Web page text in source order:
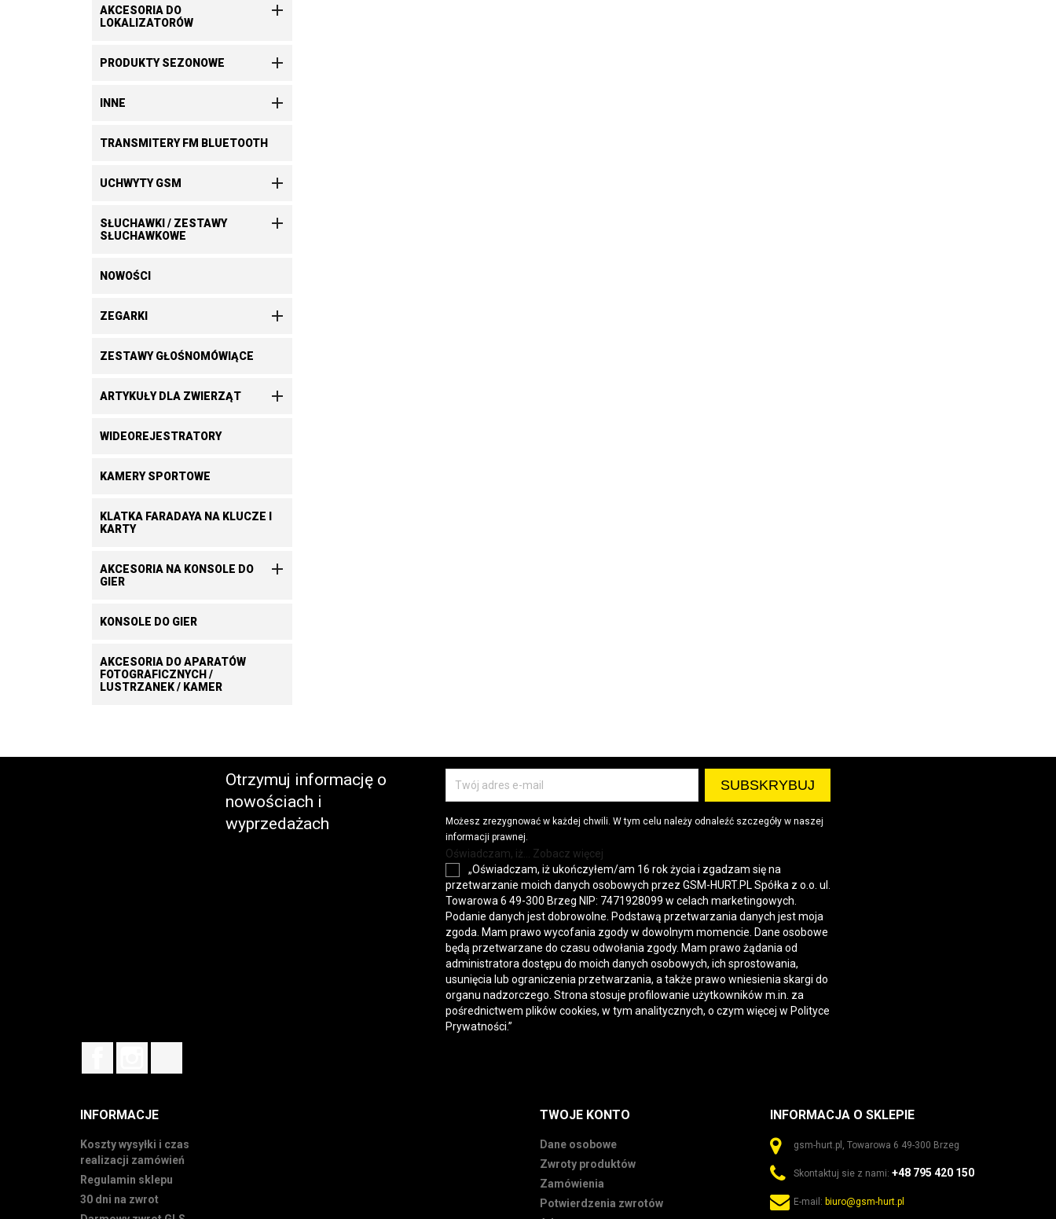
AKCESORIA DO
LOKALIZATORÓW

PRODUKTY SEZONOWE 
INNE 
TRANSMITERY FM BLUETOOTH
UCHWYTY GSM 
SŁUCHAWKI / ZESTAWY
SŁUCHAWKOWE

NOWOŚCI
ZEGARKI 
ZESTAWY GŁOŚNOMÓWIĄCE
ARTYKUŁY DLA ZWIERZĄT 
WIDEOREJESTRATORY
KAMERY SPORTOWE
KLATKA FARADAYA NA KLUCZE I
KARTY
AKCESORIA NA KONSOLE DO
GIER

KONSOLE DO GIER
AKCESORIA DO APARATÓW
FOTOGRAFICZNYCH /
LUSTRZANEK / KAMER
Otrzymuj informację o
nowościach i
wyprzedażach
Możesz zrezygnować w każdej chwili. W tym celu należy odnaleźć szczegóły w naszej
informacji prawnej.
Oświadczam, iż... Zobacz więcej
„Oświadczam, iż ukończyłem/am 16 rok życia i zgadzam się na
przetwarzanie moich danych osobowych przez GSM-HURT.PL Spółka z o.o. ul.
Towarowa 6 49-300 Brzeg NIP: 7471928099 w celach marketingowych.
Podanie danych jest dobrowolne. Podstawą przetwarzania danych jest moja
zgoda. Mam prawo wycofania zgody w dowolnym momencie. Dane osobowe
będą przetwarzane do czasu odwołania zgody. Mam prawo żądania od
administratora dostępu do moich danych osobowych, ich sprostowania,
usunięcia lub ograniczenia przetwarzania, a także prawo wniesienia skargi do
organu nadzorczego. Strona stosuje profilowanie użytkowników m.in. za
pośrednictwem plików cookies, w tym analitycznych, o czym więcej w Polityce
Prywatności.”
INFORMACJE
Koszty wysyłki i czas
realizacji zamówień
Regulamin sklepu
30 dni na zwrot
TWOJE KONTO
Dane osobowe
Zwroty produktów
Zamówienia
Potwierdzenia zwrotów
INFORMACJA O SKLEPIE
gsm-hurt.pl, Towarowa 6 49-300 Brzeg
Skontaktuj sie z nami: +48 795 420 150
E-mail: biuro@gsm-hurt.pl